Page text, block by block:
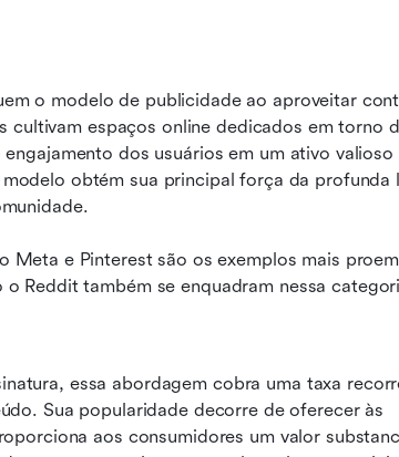
o modelo de publicidade ao aproveitar
cultivam espaços online dedicados em torno
dos usuários em um ativo valioso
obtém sua principal força da profunda
Meta e Pinterest são os exemplos mais
Reddit também se enquadram nessa
essa abordagem cobra uma taxa
Sua popularidade decorre de oferecer às
aos consumidores um valor